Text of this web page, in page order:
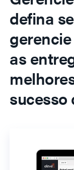
defina
as
sucesso